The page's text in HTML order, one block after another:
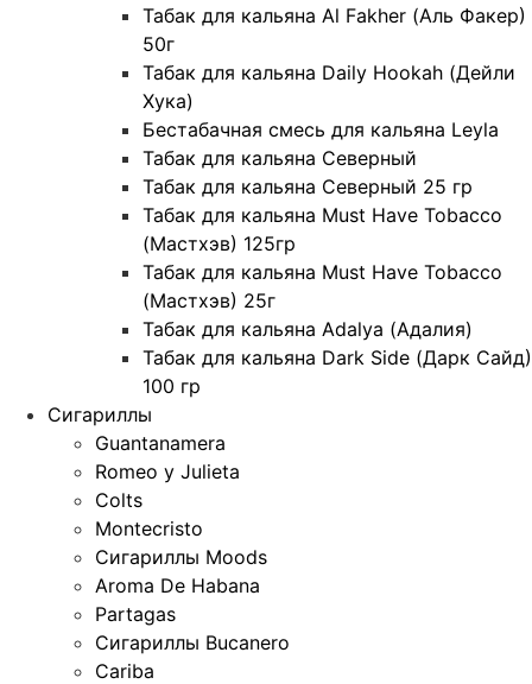
Табак для кальяна Al Fakher (Аль Факер)
50г
Табак для кальяна Daily Hookah (Дейли
Хука)
Бестабачная смесь для кальяна Leyla
Табак для кальяна Северный
Табак для кальяна Северный 25 гр
Табак для кальяна Must Have Tobacco
(Мастхэв) 125гр
Табак для кальяна Must Have Tobacco
(Мастхэв) 25г
Табак для кальяна Adalya (Адалия)
Табак для кальяна Dark Side (Дарк Сайд)
100 гр
Сигариллы
Guantanamera
Romeo y Julieta
Colts
Montecristo
Сигариллы Moods
Aroma De Habana
Partagas
Сигариллы Bucanero
Cariba